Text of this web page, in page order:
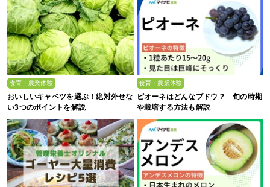
食育・農業体験
おいしいキャベツを選ぶ！絶対外せな
い3つのポイントを解説
食育・農業体験
ピオーネはどんなブドウ？ 旬の時期
や栽培する方法も解説